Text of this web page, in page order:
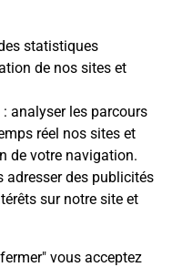
statistiques
de nos sites et
: analyser les parcours
réel nos sites et
de votre navigation.
adresser des publicités
sur notre site et
vous acceptez
point de contact
posées